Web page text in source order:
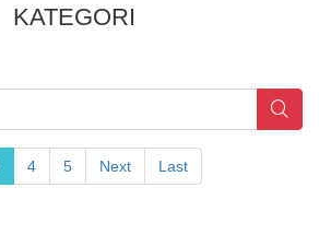
KATEGORI
4 5 Next Last